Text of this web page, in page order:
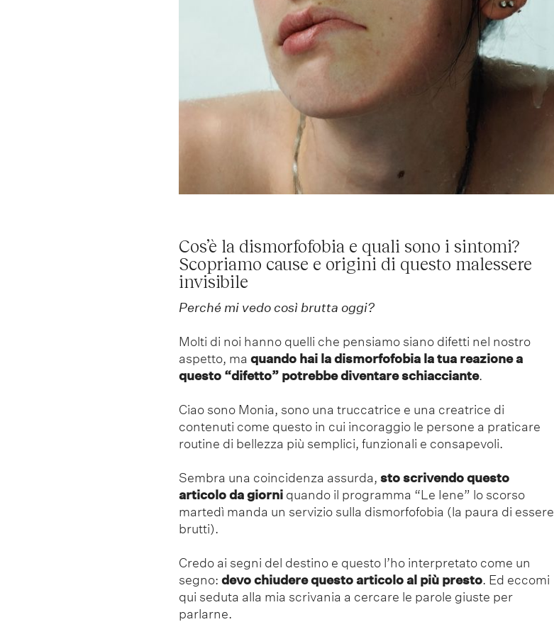
Cos’è la dismorfofobia e quali sono i sintomi?
Scopriamo cause e origini di questo malessere
invisibile
Perché mi vedo così brutta oggi?
Molti di noi hanno quelli che pensiamo siano difetti nel nostro
aspetto, ma quando hai la dismorfofobia la tua reazione a
questo “difetto” potrebbe diventare schiacciante.
Ciao sono Monia, sono una truccatrice e una creatrice di
contenuti come questo in cui incoraggio le persone a praticare
routine di bellezza più semplici, funzionali e consapevoli.
Sembra una coincidenza assurda, sto scrivendo questo
articolo da giorni quando il programma “Le Iene” lo scorso
martedì manda un servizio sulla dismorfofobia (la paura di essere
brutti).
Credo ai segni del destino e questo l’ho interpretato come un
segno: devo chiudere questo articolo al più presto. Ed eccomi
qui seduta alla mia scrivania a cercare le parole giuste per
parlarne.